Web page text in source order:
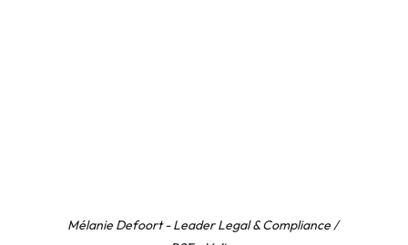
Mélanie Defoort - Leader Legal & Compliance /